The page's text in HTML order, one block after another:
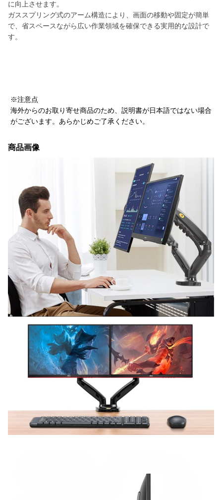
に向上させます。
ガススプリング式のアーム構造により、画面の移動や固定が簡単
で、省スペースながら広い作業領域を確保できる実用的な設計で
す。
※注意点
海外からのお取り寄せ商品のため、説明書が日本語ではない場合
がございます。あらかじめご了承ください。
商品画像